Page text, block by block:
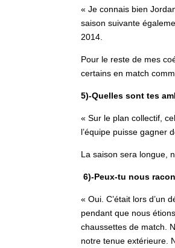
« Je connais bien
saison suivante
2014.
Pour le reste de mes
certains en match
5)-Quelles sont tes
« Sur le plan collectif,
l’équipe puisse gagner
La saison sera longue,
6)-Peux-tu nous
« Oui. C’était lors d’un
pendant que nous
chaussettes de match.
notre tenue extérieure.